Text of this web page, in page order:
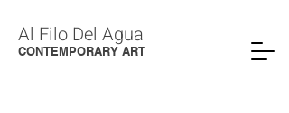
Al Filo Del Agua
CONTEMPORARY ART